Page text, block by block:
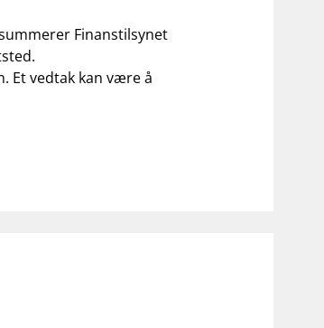
Finanstilsynet
Et vedtak kan være å